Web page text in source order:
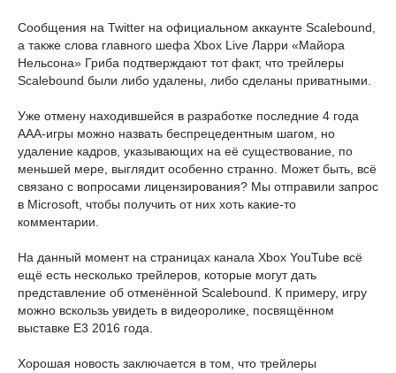
Сообщения на Twitter на официальном аккаунте Scalebound,
а также слова главного шефа Xbox Live Ларри «Майора
Нельсона» Гриба подтверждают тот факт, что трейлеры
Scalebound были либо удалены, либо сделаны приватными.
Уже отмену находившейся в разработке последние 4 года
AAA-игры можно назвать беспрецедентным шагом, но
удаление кадров, указывающих на её существование, по
меньшей мере, выглядит особенно странно. Может быть, всё
связано с вопросами лицензирования? Мы отправили запрос
в Microsoft, чтобы получить от них хоть какие-то
комментарии.
На данный момент на страницах канала Xbox YouTube всё
ещё есть несколько трейлеров, которые могут дать
представление об отменённой Scalebound. К примеру, игру
можно вскользь увидеть в видеоролике, посвящённом
выставке E3 2016 года.
Хорошая новость заключается в том, что трейлеры